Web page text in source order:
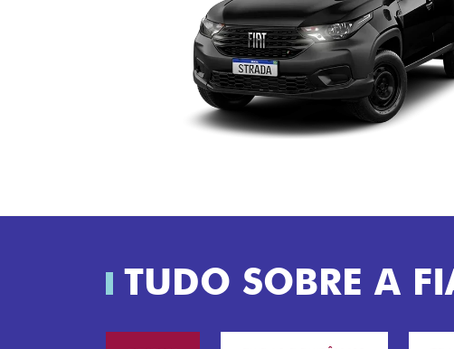
TUDO SOBRE A